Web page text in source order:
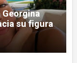
su figura